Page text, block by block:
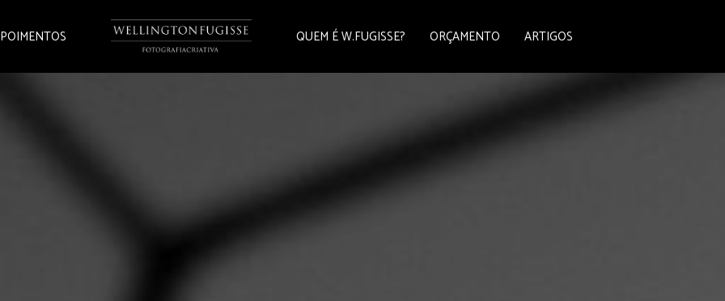
QUEM É W.FUGISSE? ORÇAMENTO ARTIGOS